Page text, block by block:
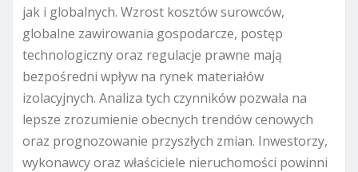
jak i globalnych. Wzrost kosztów surowców,
globalne zawirowania gospodarcze, postęp
technologiczny oraz regulacje prawne mają
bezpośredni wpływ na rynek materiałów
izolacyjnych. Analiza tych czynników pozwala na
lepsze zrozumienie obecnych trendów cenowych
oraz prognozowanie przyszłych zmian. Inwestorzy,
wykonawcy oraz właściciele nieruchomości powinni